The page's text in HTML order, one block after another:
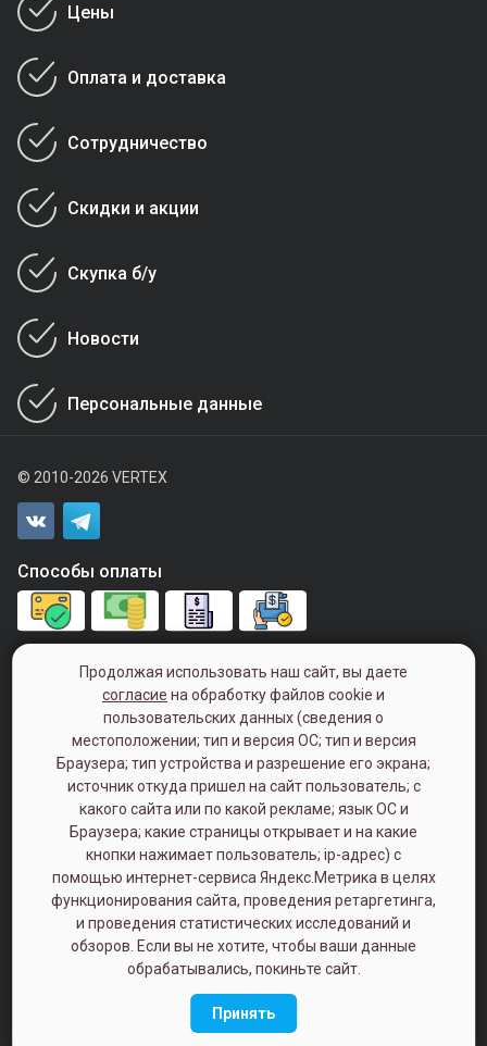
Цены
Оплата и доставка
Сотрудничество
Скидки и акции
Скупка б/у
Новости
Персональные данные
© 2010-2026 VERTEX
Способы оплаты
+7 (843) 240-00-40
Понедельник - пятница с 9:00 - 18:00
(Суббота, Воскресенье - Выходной)
420033, г. Казань, ул. Болотникова, д. 9
Политика конфиденциальности
Разработка интернет-магазина
Продолжая использовать наш сайт, вы даете
согласие на обработку файлов cookie и
пользовательских данных (сведения о
местоположении; тип и версия ОС; тип и версия
Браузера; тип устройства и разрешение его экрана;
источник откуда пришел на сайт пользователь; с
какого сайта или по какой рекламе; язык ОС и
Браузера; какие страницы открывает и на какие
кнопки нажимает пользователь; ip-адрес) с
помощью интернет-сервиса Яндекс.Метрика в целях
функционирования сайта, проведения ретаргетинга,
и проведения статистических исследований и
обзоров. Если вы не хотите, чтобы ваши данные
обрабатывались, покиньте сайт.
Принять